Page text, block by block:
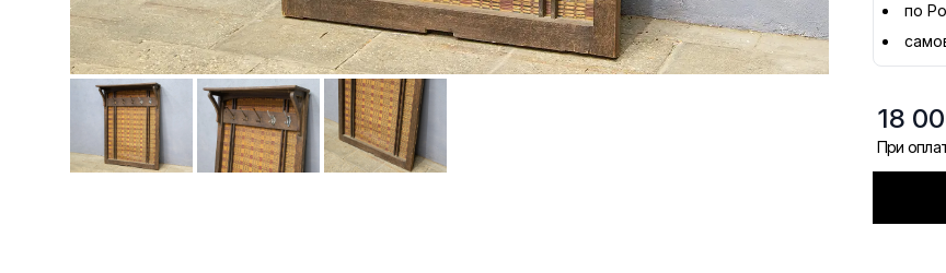
по
18
При